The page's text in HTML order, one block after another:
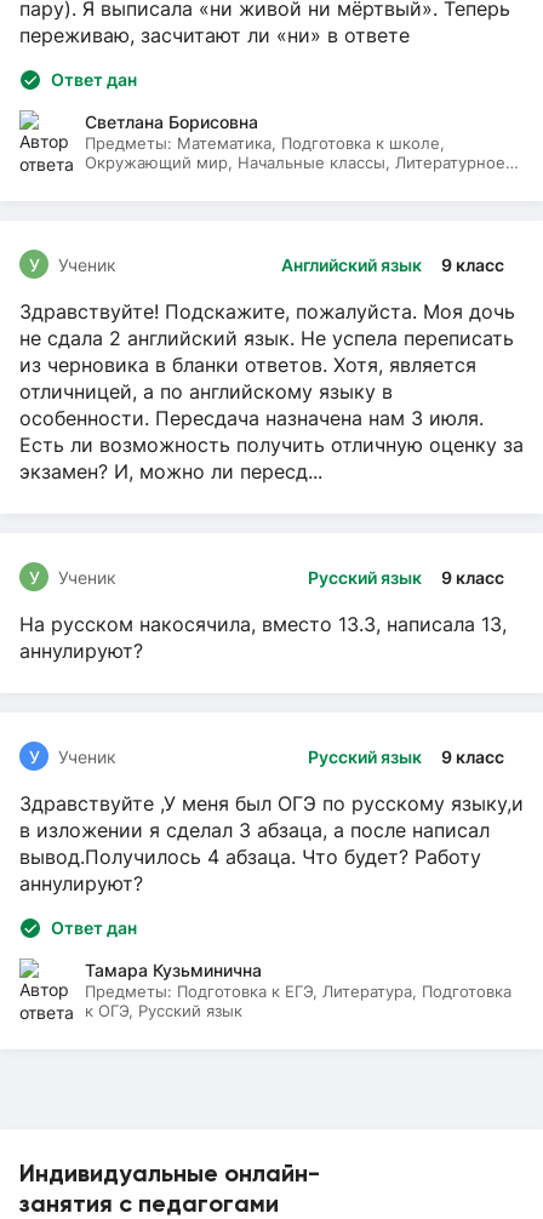
Индивидуальные онлайн-
занятия с педагогами
пару). Я выписала «ни живой ни мёртвый». Теперь
переживаю, засчитают ли «ни» в ответе
Ответ дан
Светлана Борисовна
Предметы: Математика, Подготовка к школе,
Окружающий мир, Начальные классы, Литературное
Английский язык 9 класс
У Ученик
Здравствуйте! Подскажите, пожалуйста. Моя дочь
не сдала 2 английский язык. Не успела переписать
из черновика в бланки ответов. Хотя, является
отличницей, а по английскому языку в
особенности. Пересдача назначена нам 3 июля.
Есть ли возможность получить отличную оценку за
экзамен? И, можно ли пересд...
Русский язык 9 класс
У Ученик
На русском накосячила, вместо 13.3, написала 13,
аннулируют?
Русский язык 9 класс
У Ученик
Здравствуйте ,У меня был ОГЭ по русскому языку,и
в изложении я сделал 3 абзаца, а после написал
вывод.Получилось 4 абзаца. Что будет? Работу
аннулируют?
Ответ дан
Тамара Кузьминична
Предметы: Подготовка к ЕГЭ, Литература, Подготовка
к ОГЭ, Русский язык